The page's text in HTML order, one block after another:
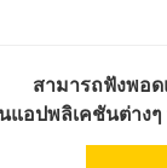
สามารถฟังพอ
แอปพลิเคชันต่าง